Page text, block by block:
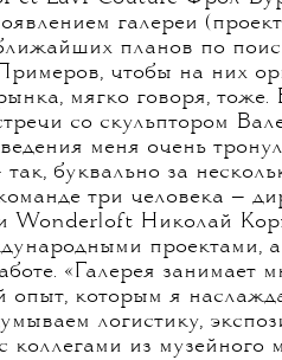
галереи
планов по
чтобы на них
мягко говоря, тоже.
со скульптором
меня очень
так, буквально за
три человека —
Wonderloft Николай
проектами,
«Галерея занимает
которым я
логистику,
коллегами из